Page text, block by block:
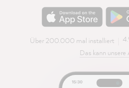
Über 200.000 mal installiert
Das kann unsere